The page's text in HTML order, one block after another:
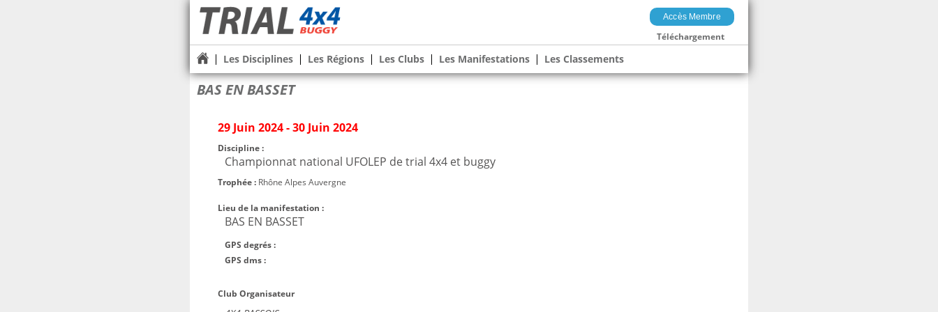
Accès Membre
Téléchargement
Les Disciplines Les Régions Les Clubs Les Manifestations Les Classements
BAS EN BASSET
29 Juin 2024 - 30 Juin 2024
Discipline :
Championnat national UFOLEP de trial 4x4 et buggy
Trophée : Rhône Alpes Auvergne
Lieu de la manifestation :
BAS EN BASSET
GPS degrés :
GPS dms :
Club Organisateur